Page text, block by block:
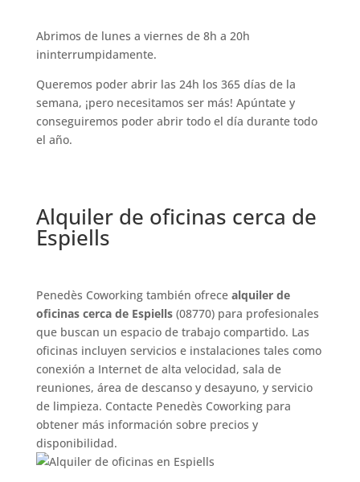
Abrimos de lunes a viernes de 8h a 20h
ininterrumpidamente.
Queremos poder abrir las 24h los 365 días de la
semana, ¡pero necesitamos ser más! Apúntate y
conseguiremos poder abrir todo el día durante todo
el año.
Alquiler de oficinas cerca de
Espiells
Penedès Coworking también ofrece alquiler de
oficinas cerca de Espiells(08770) para profesionales
que buscan un espacio de trabajo compartido. Las
oficinas incluyen servicios e instalaciones tales como
conexión a Internet de alta velocidad, sala de
reuniones, área de descanso y desayuno, y servicio
de limpieza. Contacte Penedès Coworking para
obtener más información sobre precios y
disponibilidad.